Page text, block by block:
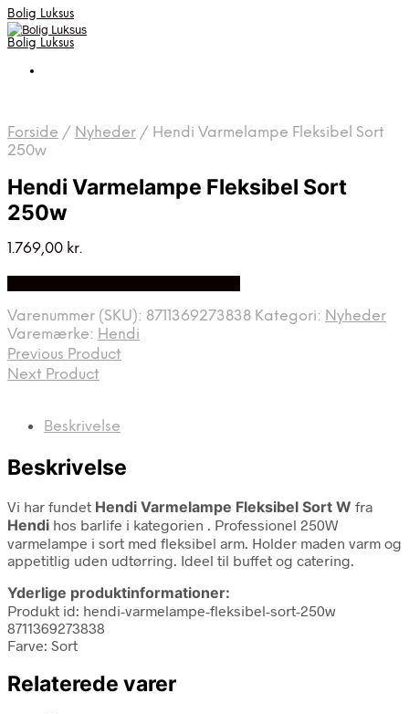
Bolig Luksus
Bolig Luksus
Forside / Nyheder / Hendi Varmelampe Fleksibel Sort
250w
Hendi Varmelampe Fleksibel Sort
250w
1.769,00 kr.
Varenummer (SKU): 8711369273838 Kategori: Nyheder
Varemærke: Hendi
Previous Product
Next Product
Beskrivelse
Beskrivelse
Vi har fundet Hendi Varmelampe Fleksibel Sort W fra
Hendi hos barlife i kategorien . Professionel 250W
varmelampe i sort med fleksibel arm. Holder maden varm og
appetitlig uden udtørring. Ideel til buffet og catering.
Yderlige produktinformationer:
Produkt id: hendi-varmelampe-fleksibel-sort-250w
8711369273838
Farve: Sort
Relaterede varer